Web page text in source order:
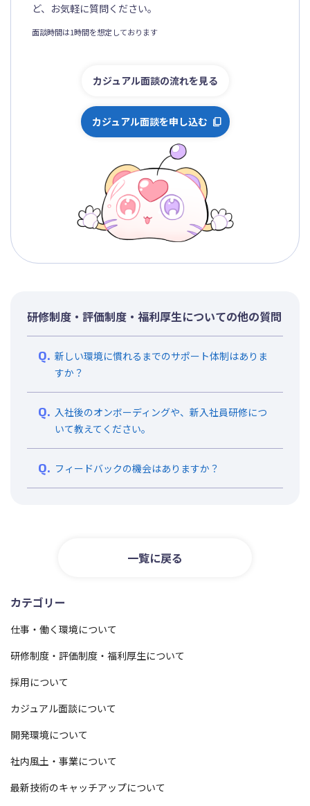
ど、お気軽に質問ください。
面談時間は1時間を想定しております
カジュアル面談の流れを見る
カジュアル面談を申し込む
研修制度・評価制度・福利厚生についての他の質問
新しい環境に慣れるまでのサポート体制はありま
すか？
入社後のオンボーディングや、新入社員研修につ
いて教えてください。
フィードバックの機会はありますか？
一覧に戻る
カテゴリー
仕事・働く環境について
研修制度・評価制度・福利厚生について
採用について
カジュアル面談について
開発環境について
社内風土・事業について
最新技術のキャッチアップについて